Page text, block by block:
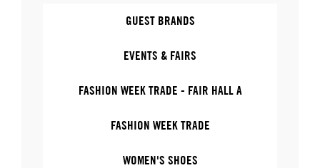
GUEST BRANDS
EVENTS & FAIRS
FASHION WEEK TRADE - FAIR HALL A
FASHION WEEK TRADE
WOMEN'S SHOES